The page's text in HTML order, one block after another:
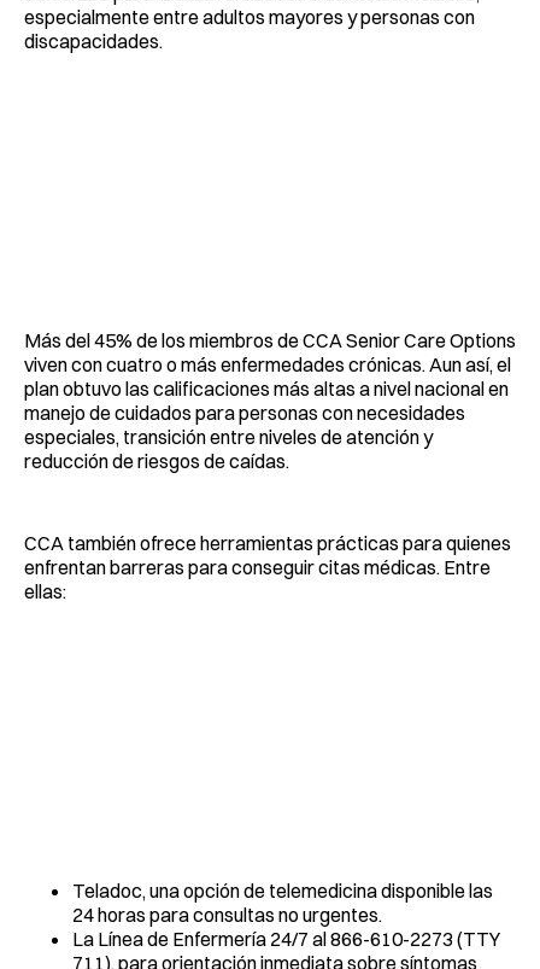
especialmente entre adultos mayores y personas con
discapacidades.
Más del 45% de los miembros de CCA Senior Care Options
viven con cuatro o más enfermedades crónicas. Aun así, el
plan obtuvo las calificaciones más altas a nivel nacional en
manejo de cuidados para personas con necesidades
especiales, transición entre niveles de atención y
reducción de riesgos de caídas.
CCA también ofrece herramientas prácticas para quienes
enfrentan barreras para conseguir citas médicas. Entre
ellas:
Teladoc, una opción de telemedicina disponible las
24 horas para consultas no urgentes.
La Línea de Enfermería 24/7 al 866-610-2273 (TTY
711), para orientación inmediata sobre síntomas